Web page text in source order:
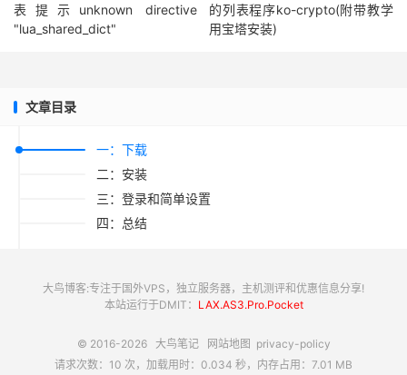
表提示unknown directive
"lua_shared_dict"
的列表程序ko-crypto(附带教学
用宝塔安装)
文章目录
一：下载
二：安装
三：登录和简单设置
四：总结
大鸟博客:专注于国外VPS，独立服务器，主机测评和优惠信息分享!
本站运行于DMIT： LAX.AS3.Pro.Pocket
© 2016-2026 大鸟笔记 网站地图 privacy-policy
请求次数：10 次，加载用时：0.034 秒，内存占用：7.01 MB